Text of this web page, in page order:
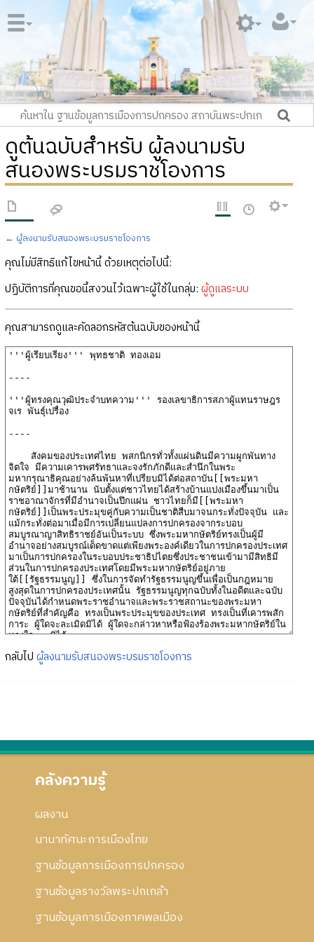
ดูต้นฉบับสำหรับ ผู้ลงนามรับ
สนองพระบรมราชโองการ
← ผู้ลงนามรับสนองพระบรมราชโองการ
คุณไม่มีสิทธิแก้ไขหน้านี้ ด้วยเหตุต่อไปนี้:
ปฏิบัติการที่คุณขอนี้สงวนไว้เฉพาะผู้ใช้ในกลุ่ม: ผู้ดูแลระบบ
คุณสามารถดูและคัดลอกรหัสต้นฉบับของหน้านี้
กลับไป ผู้ลงนามรับสนองพระบรมราชโองการ
คลังความรู้
ผลงาน
นานาทัศนะการเมืองไทย
ฐานข้อมูลการเมืองการปกครอง
ฐานข้อมูลรางวัลพระปกเกล้า
ฐานข้อมูลการเมืองภาคพลเมือง